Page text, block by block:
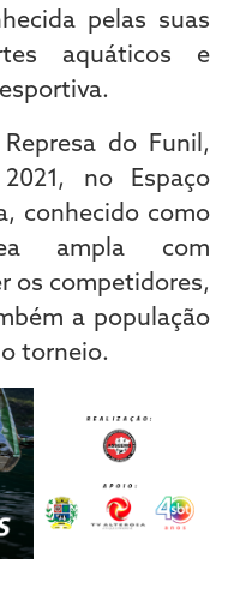
pelas suas
aquáticos e
do Funil,
no Espaço
conhecido como
ampla com
os competidores,
a população
torneio.